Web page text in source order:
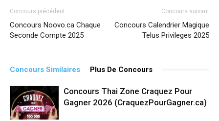
Concours précédent
Concours Noovo.ca Chaque
Seconde Compte 2025
Concours suivant
Concours Calendrier Magique
Telus Privileges 2025
Concours Similaires Plus De Concours
Concours Thai Zone Craquez Pour
Gagner 2026 (CraquezPourGagner.ca)